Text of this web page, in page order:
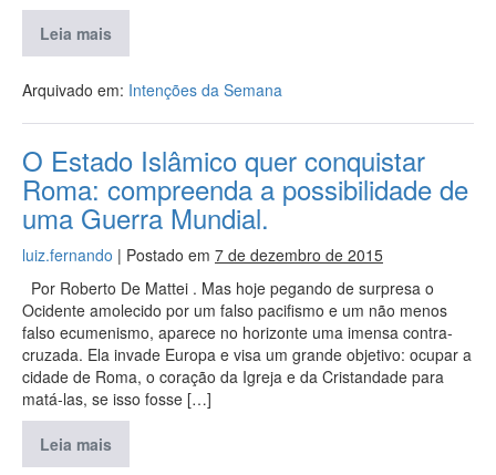
Leia mais
Arquivado em: Intenções da Semana
O Estado Islâmico quer conquistar
Roma: compreenda a possibilidade de
uma Guerra Mundial.
luiz.fernando | Postado em 7 de dezembro de 2015
Por Roberto De Mattei . Mas hoje pegando de surpresa o
Ocidente amolecido por um falso pacifismo e um não menos
falso ecumenismo, aparece no horizonte uma imensa contra-
cruzada. Ela invade Europa e visa um grande objetivo: ocupar a
cidade de Roma, o coração da Igreja e da Cristandade para
matá-las, se isso fosse […]
Leia mais